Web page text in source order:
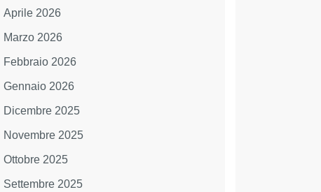
Aprile 2026
Marzo 2026
Febbraio 2026
Gennaio 2026
Dicembre 2025
Novembre 2025
Ottobre 2025
Settembre 2025